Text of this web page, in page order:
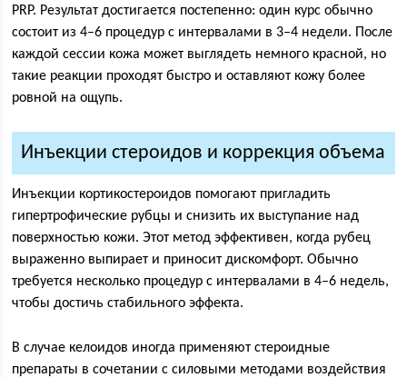
PRP. Результат достигается постепенно: один курс обычно
состоит из 4–6 процедур с интервалами в 3–4 недели. После
каждой сессии кожа может выглядеть немного красной, но
такие реакции проходят быстро и оставляют кожу более
ровной на ощупь.
Инъекции стероидов и коррекция объема
Инъекции кортикостероидов помогают пригладить
гипертрофические рубцы и снизить их выступание над
поверхностью кожи. Этот метод эффективен, когда рубец
выраженно выпирает и приносит дискомфорт. Обычно
требуется несколько процедур с интервалами в 4–6 недель,
чтобы достичь стабильного эффекта.
В случае келоидов иногда применяют стероидные
препараты в сочетании с силовыми методами воздействия